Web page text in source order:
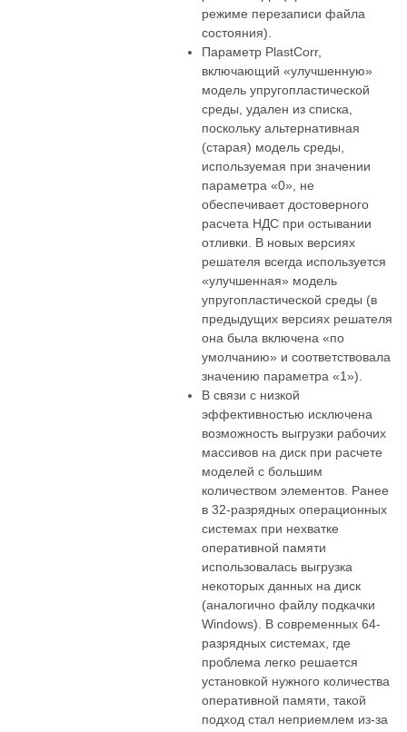
режиме перезаписи файла
состояния).
Параметр PlastCorr,
включающий «улучшенную»
модель упругопластической
среды, удален из списка,
поскольку альтернативная
(старая) модель среды,
используемая при значении
параметра «0», не
обеспечивает достоверного
расчета НДС при остывании
отливки. В новых версиях
решателя всегда используется
«улучшенная» модель
упругопластической среды (в
предыдущих версиях решателя
она была включена «по
умолчанию» и соответствовала
значению параметра «1»).
В связи с низкой
эффективностью исключена
возможность выгрузки рабочих
массивов на диск при расчете
моделей с большим
количеством элементов. Ранее
в 32-разрядных операционных
системах при нехватке
оперативной памяти
использовалась выгрузка
некоторых данных на диск
(аналогично файлу подкачки
Windows). В современных 64-
разрядных системах, где
проблема легко решается
установкой нужного количества
оперативной памяти, такой
подход стал неприемлем из-за